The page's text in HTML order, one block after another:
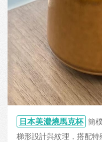
日本美濃燒馬克杯 簡
梯形設計與紋理，搭配